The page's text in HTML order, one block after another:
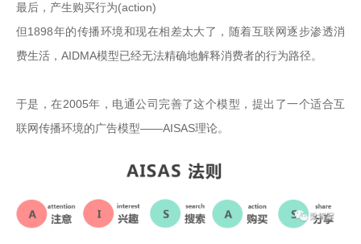
最后，产生购买行为(action)
但1898年的传播环境和现在相差太大了，随着互联网逐步渗透消
费生活，AIDMA模型已经无法精确地解释消费者的行为路径。
于是，在2005年，电通公司完善了这个模型，提出了一个适合互
联网传播环境的广告模型——AISAS理论。